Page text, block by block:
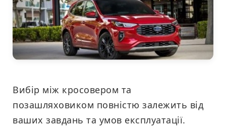
Вибір між кросовером та
позашляховиком повністю залежить від
ваших завдань та умов експлуатації.